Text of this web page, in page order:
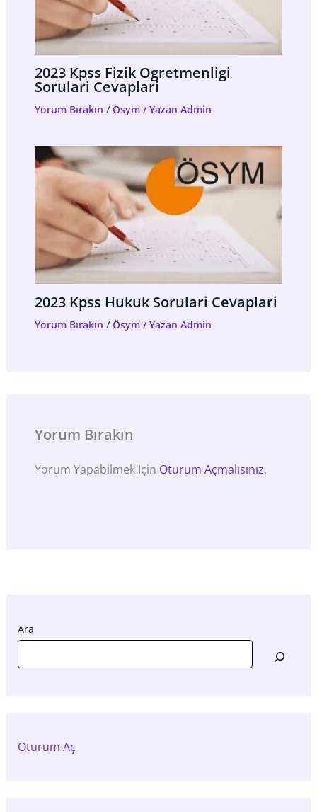
2023 Kpss Fizik Ogretmenligi
Sorulari Cevaplari
Yorum Bırakın /Ösym/ Yazan Admin
2023 Kpss Hukuk Sorulari Cevaplari
Yorum Bırakın /Ösym/ Yazan Admin
Yorum Bırakın
Yorum Yapabilmek Için Oturum Açmalısınız.
Ara
Oturum Aç